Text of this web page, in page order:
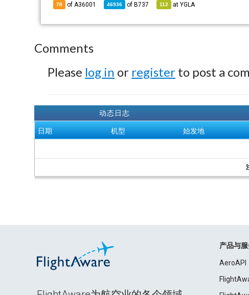
78 of A36001 46936 of B737 112 atYGLA
Comments
Please log in or register to post a
动态日志
日期 机型 始发地
产品与
AeroAPI